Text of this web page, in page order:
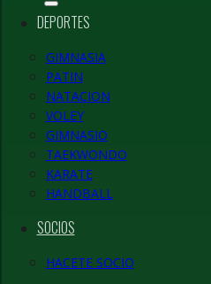
DEPORTES
GIMNASIA
PATIN
NATACION
VOLEY
GIMNASIO
TAEKWONDO
KARATE
HANDBALL
SOCIOS
HACETE SOCIO